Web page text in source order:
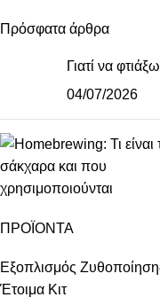
Πρόσφατα άρθρα
Γιατί να
04/07/2026
ΠΡΟΪΟΝΤΑ
Εξοπλισμός
Έτοιμα Κιτ